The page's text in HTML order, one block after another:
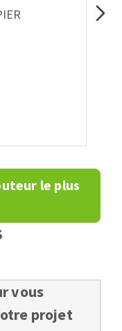
le plus
vous
projet